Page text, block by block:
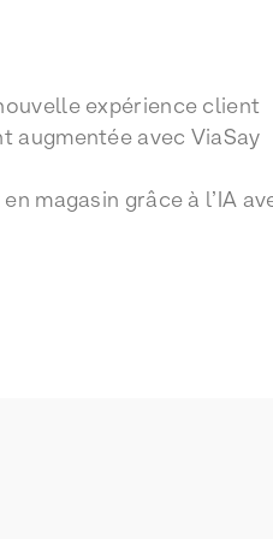
expérience client
augmentée avec ViaSay
magasin grâce à l’IA